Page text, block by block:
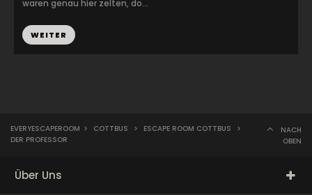
waren genau hier zelten, do...
WEITER
EVERYESCAPEROOM > COTTBUS > ESCAPE ROOM COTTBUS
>
DER PROFESSOR
NACH
OBEN
Über Uns